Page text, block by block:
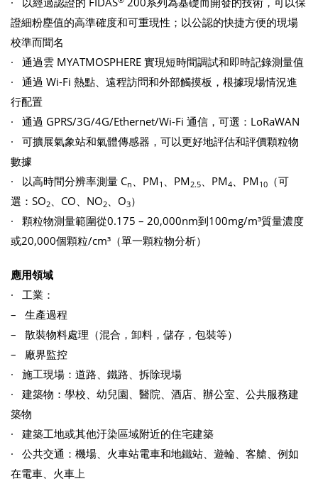
證細粉塵值的高準確度和可重現性；以公認的快捷方便的現場
校準而聞名
· 通過雲 MYATMOSPHERE 實現短時間調試和即時記錄測量值
· 通過 Wi-Fi 熱點、遠程訪問和外部觸摸板，根據現場情況進
行配置
· 通過 GPRS/3G/4G/Ethernet/Wi-Fi 通信，可選：LoRaWAN
· 可擴展氣象站和氣體傳感器，可以更好地評估和評價顆粒物
數據
· 以高時間分辨率測量 Cn 、PM 1 、PM2.5、PM4、PM 10 （可
選：SO2、CO、NO2、O3）
· 顆粒物測量範圍從0.175 – 20,000nm到100mg/m³質量濃度
或20,000個顆粒/cm³（單一顆粒物分析）
應用領域
· 工業：
– 生產過程
– 散裝物料處理（混合，卸料，儲存，包裝等）
– 廠界監控
· 施工現場：道路、鐵路、拆除現場
· 建築物：學校、幼兒園、醫院、酒店、辦公室、公共服務建
築物
· 建築工地或其他汙染區域附近的住宅建築
· 公共交通：機場、火車站電車和地鐵站、遊輪、客艙、例如
在電車、火車上